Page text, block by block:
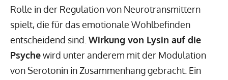
Rolle in der Regulation von Neurotransmittern
spielt, die für das emotionale Wohlbefinden
entscheidend sind. Wirkung von Lysin auf die
Psychewird unter anderem mit der Modulation
von Serotonin in Zusammenhang gebracht. Ein